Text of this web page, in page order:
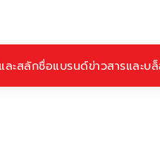
ละสลักชื่อแบรนด์ข่าวสารและบ